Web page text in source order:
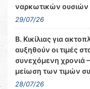
ναρκωτικών ουσιών
29/07/26
Β. Κικίλιας για
αυξηθούν οι τιμές
συνεχόμενη χρονιά
μείωση των τιμών
28/07/26